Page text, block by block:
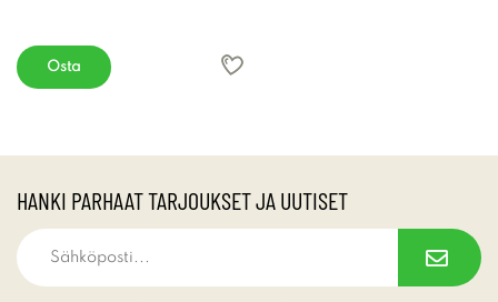
Osta
HANKI PARHAAT TARJOUKSET JA UUTISET